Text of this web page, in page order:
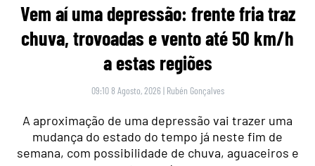
Vem aí uma depressão: frente fria traz
chuva, trovoadas e vento até 50 km/h
a estas regiões
09:10 8 Agosto, 2026 | Rubén Gonçalves
A aproximação de uma depressão vai trazer uma
mudança do estado do tempo já neste fim de
semana, com possibilidade de chuva, aguaceiros e